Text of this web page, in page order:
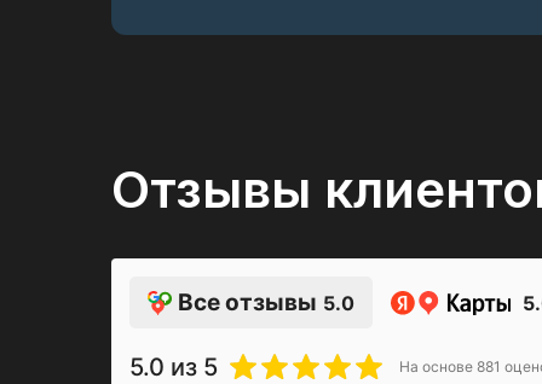
Отзывы
Все отзывы 5.0
5.0 из 5 На основе 881